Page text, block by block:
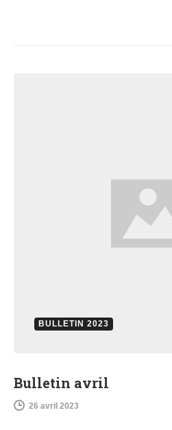
BULLETIN 2023
Bulletin avril
26 avril 2023